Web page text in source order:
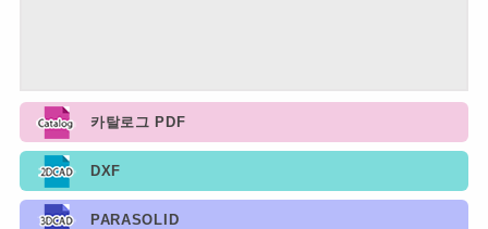
카탈로그 PDF
DXF
PARASOLID